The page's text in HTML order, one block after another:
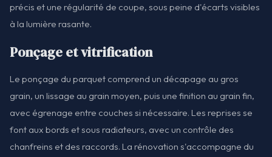
précis et une régularité de coupe, sous peine d'écarts visibles
à la lumière rasante.
Ponçage et vitrification
Le ponçage du parquet comprend un décapage au gros
grain, un lissage au grain moyen, puis une finition au grain fin,
avec égrenage entre couches si nécessaire. Les reprises se
font aux bords et sous radiateurs, avec un contrôle des
chanfreins et des raccords. La rénovation s'accompagne du